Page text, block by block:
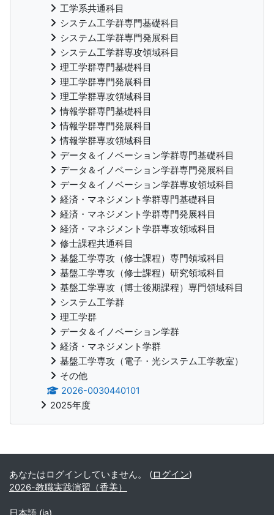
工学系共通科目
システム工学群専門基礎科目
システム工学群専門発展科目
システム工学群専攻領域科目
理工学群専門基礎科目
理工学群専門発展科目
理工学群専攻領域科目
情報学群専門基礎科目
情報学群専門発展科目
情報学群専攻領域科目
データ＆イノベーション学群専門基礎科目
データ＆イノベーション学群専門発展科目
データ＆イノベーション学群専攻領域科目
経済・マネジメント学群専門基礎科目
経済・マネジメント学群専門発展科目
経済・マネジメント学群専攻領域科目
修士課程共通科目
基盤工学専攻（修士課程）専門領域科目
基盤工学専攻（修士課程）研究領域科目
基盤工学専攻（博士後期課程）専門領域科目
システム工学群
理工学群
データ＆イノベーション学群
経済・マネジメント学群
基盤工学専攻（電子・光システム工学教室）
その他
2026-0030440101
2025年度
補助ブロック
あなたはログインしていません。 (ログイン)
2026-教職実践演習（香美）